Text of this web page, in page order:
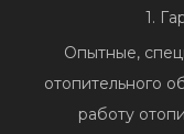
1.
Опытные,
отопительного
работу